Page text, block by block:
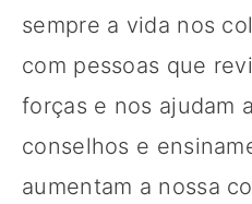
sempre a vida nos
com pessoas que
forças e nos ajudam
conselhos e
aumentam a nossa